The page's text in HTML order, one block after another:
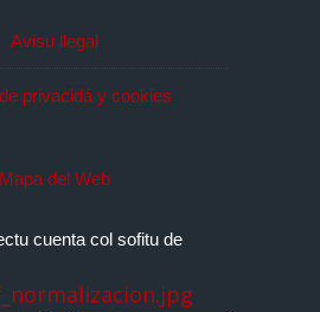
Avisu llegal
privacidá y cookies
Mapa del Web
cuenta col sofitu de